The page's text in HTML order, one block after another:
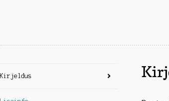
Kirjeldus